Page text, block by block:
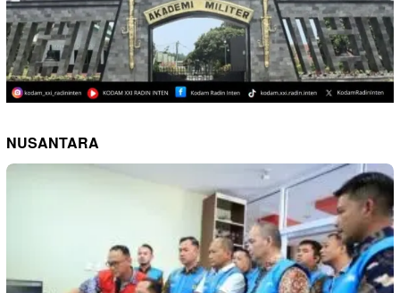
NUSANTARA